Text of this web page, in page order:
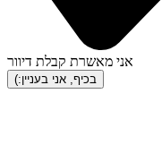
אני מאשרת קבלת דיוור
(:בכיף, אני בעניין